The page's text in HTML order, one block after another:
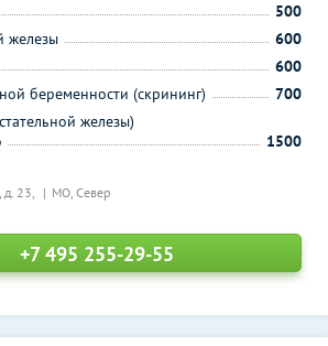
д. 23, МО, Север
500
железы
600
600
беременности (скрининг)
700
железы)
1500
+7 495 255-29-55